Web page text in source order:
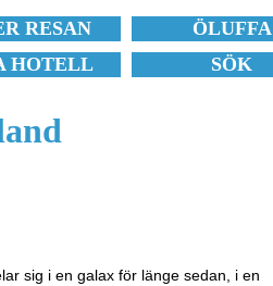
RESAN
ÖLUFFA
HOTELL SÖK
sig i en galax för länge sedan, i en